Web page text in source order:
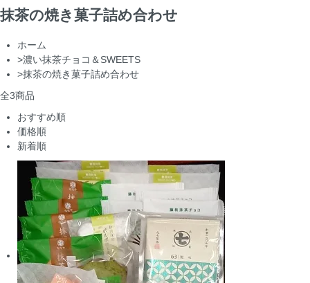
抹茶の焼き菓子詰め合わせ
ホーム
>濃い抹茶チョコ＆SWEETS
>抹茶の焼き菓子詰め合わせ
全3商品
おすすめ順
価格順
新着順